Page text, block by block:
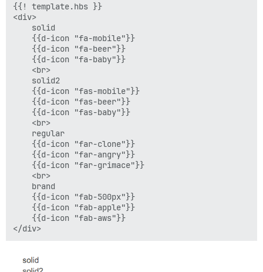
{{! template.hbs }}
<div>
    solid
    {{d-icon "fa-mobile"}}
    {{d-icon "fa-beer"}}
    {{d-icon "fa-baby"}}
    <br>
    solid2
    {{d-icon "fas-mobile"}}
    {{d-icon "fas-beer"}}
    {{d-icon "fas-baby"}}
    <br>
    regular
    {{d-icon "far-clone"}}
    {{d-icon "far-angry"}}
    {{d-icon "far-grimace"}}
    <br>
    brand
    {{d-icon "fab-500px"}}
    {{d-icon "fab-apple"}}
    {{d-icon "fab-aws"}}